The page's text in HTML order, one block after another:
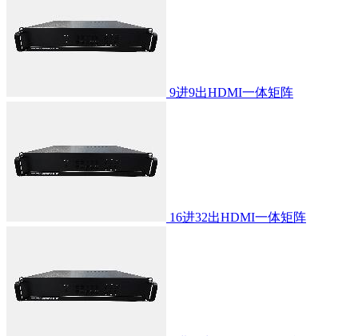
9进9出HDMI一体矩阵
16进32出HDMI一体矩阵